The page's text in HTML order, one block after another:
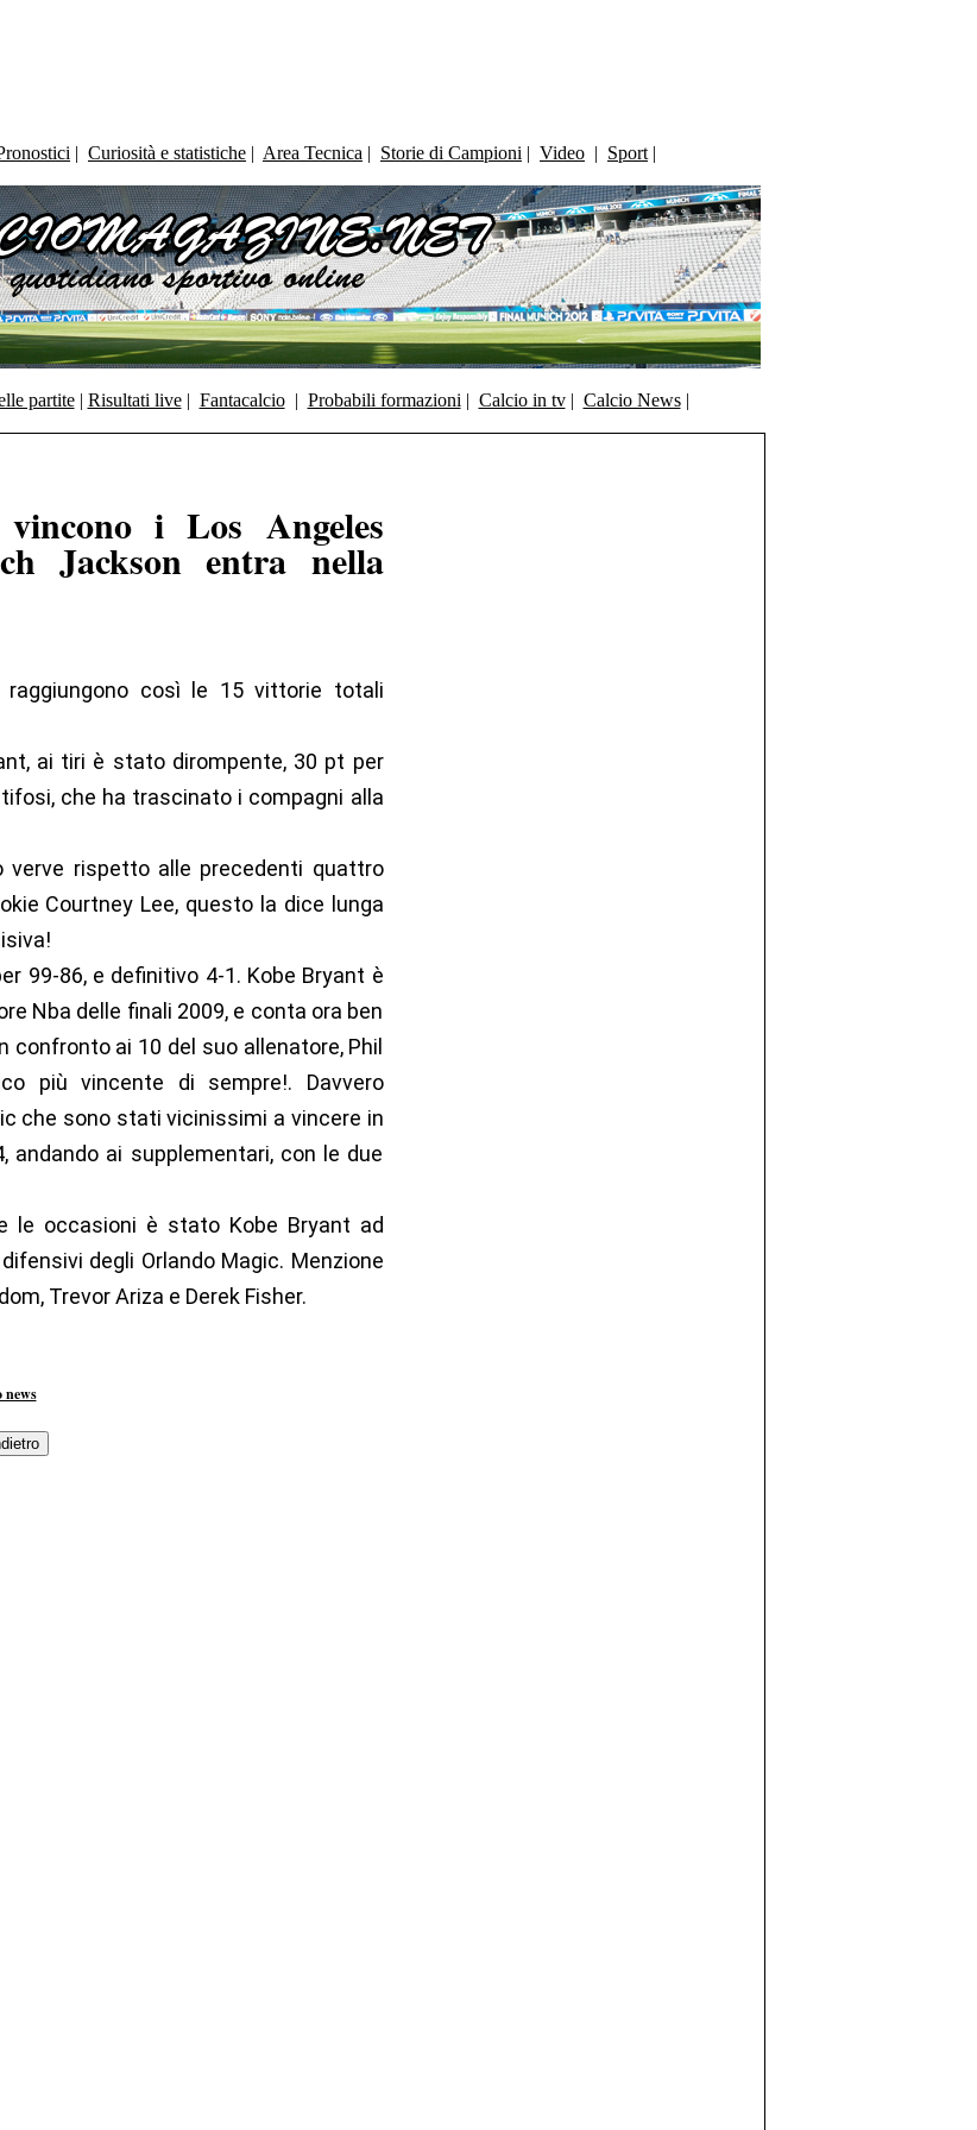
| Curiosità e statistiche | Area Tecnica | Storie di Campioni | Video | Sport |
partite| Risultati live| Fantacalcio| Probabili formazioni | Calcio in tv| Calcio News|
i Los Angeles
Jackson entra nella
raggiungono così le 15 vittorie totali
ai tiri è stato dirompente, 30 pt per
che ha trascinato i compagni alla
verve rispetto alle precedenti quattro
Courtney Lee, questo la dice lunga
99-86, e definitivo 4-1. Kobe Bryant è
Nba delle finali 2009, e conta ora ben
confronto ai 10 del suo allenatore, Phil
più vincente di sempre!. Davvero
che sono stati vicinissimi a vincere in
andando ai supplementari, con le due
le occasioni è stato Kobe Bryant ad
degli Orlando Magic. Menzione
Trevor Ariza e Derek Fisher.
news